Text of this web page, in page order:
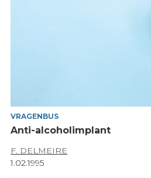
VRAGENBUS
Anti-alcoholimplant
F. DELMEIRE
1.02.1995